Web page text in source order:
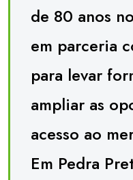
de 80 anos
em parceria
para levar
ampliar as
acesso ao
Em Pedra